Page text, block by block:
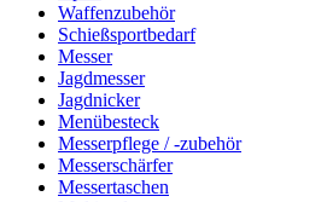
Waffenzubehör
Schießsportbedarf
Messer
Jagdmesser
Jagdnicker
Menübesteck
Messerpflege / -zubehör
Messerschärfer
Messertaschen